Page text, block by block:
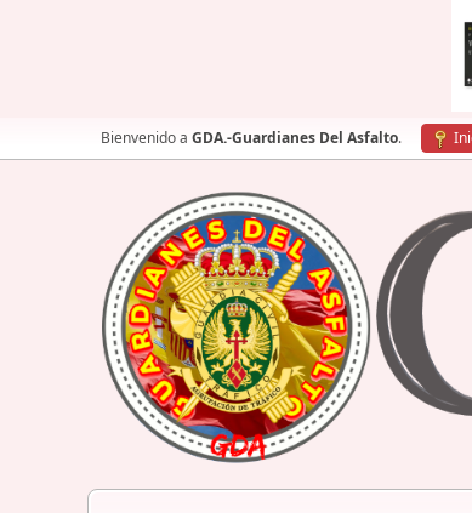
Bienvenido a GDA.-Guardianes Del Asfalto.